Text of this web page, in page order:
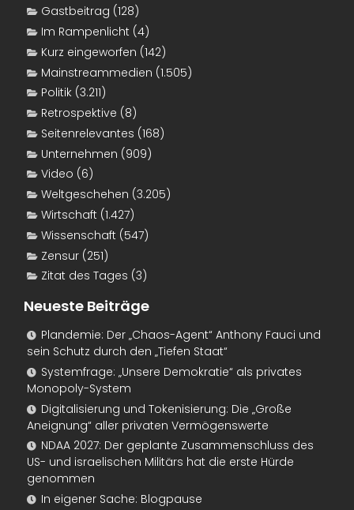
Gastbeitrag (128)
Im Rampenlicht (4)
Kurz eingeworfen (142)
Mainstreammedien (1.505)
Politik (3.211)
Retrospektive (8)
Seitenrelevantes (168)
Unternehmen (909)
Video (6)
Weltgeschehen (3.205)
Wirtschaft (1.427)
Wissenschaft (547)
Zensur (251)
Zitat des Tages (3)
Neueste Beiträge
Plandemie: Der „Chaos-Agent“ Anthony Fauci und
sein Schutz durch den „Tiefen Staat“
Systemfrage: „Unsere Demokratie“ als privates
Monopoly-System
Digitalisierung und Tokenisierung: Die „Große
Aneignung“ aller privaten Vermögenswerte
NDAA 2027: Der geplante Zusammenschluss des
US- und israelischen Militärs hat die erste Hürde
genommen
In eigener Sache: Blogpause